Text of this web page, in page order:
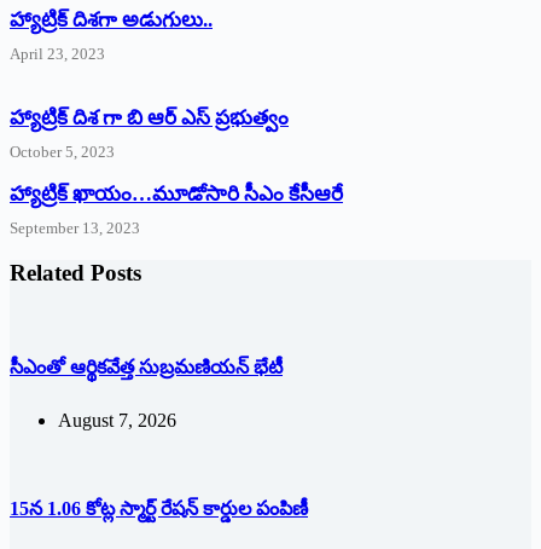
‌హ్యాట్రిక్‌ ‌దిశగా అడుగులు..
April 23, 2023
హ్యాట్రిక్ దిశ గా బి ఆర్ ఎస్ ప్రభుత్వం
October 5, 2023
హ్యాట్రిక్‌ ‌ఖాయం…మూడోసారి సీఎం కేసీఆరే
September 13, 2023
Related Posts
సీఎంతో ఆర్థికవేత్త సుబ్రమణియన్ భేటీ
August 7, 2026
15న 1.06 కోట్ల స్మార్ట్ రేషన్ కార్డుల పంపిణీ